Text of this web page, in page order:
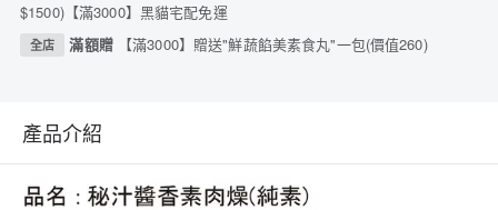
$1500)【滿3000】黑貓宅配免運
全店 滿額贈 【滿3000】贈送"鮮蔬餡美素食丸"一包(價值260)
產品介紹